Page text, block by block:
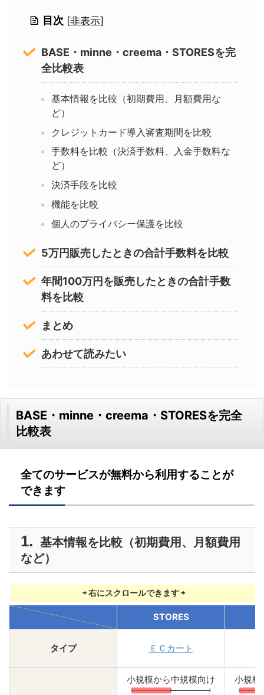
目次 [非表示]
BASE・minne・creema・STORESを完
全比較表
基本情報を比較（初期費用、月額費用な
ど）
クレジットカード導入審査期間を比較
手数料を比較（決済手数料、入金手数料な
ど）
決済手段を比較
機能を比較
個人のプライバシー保護を比較
5万円販売したときの合計手数料を比較
年間100万円を販売したときの合計手数
料を比較
まとめ
あわせて読みたい
BASE・minne・creema・STORESを完全
比較表
全てのサービスが無料から利用することが
できます
基本情報を比較（初期費用、月額費用
など）
STORES
タイプ ＥＣカート
小規模から中規模向け 小規模